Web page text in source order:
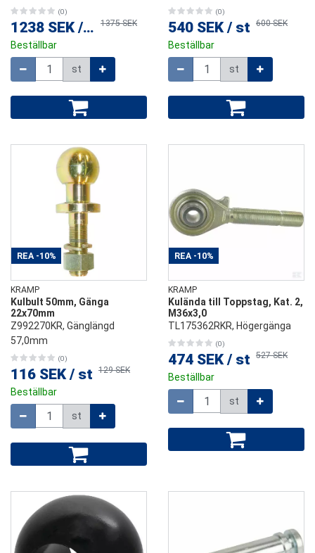
(0)
1238 SEK / st1375 SEK
Beställbar
st
(0)
540 SEK / st 600 SEK
Beställbar
st
REA -10%
KRAMP
Kulbult 50mm, Gänga
22x70mm
Z992270KR, Gänglängd
57,0mm
(0)
116 SEK / st 129 SEK
Beställbar
st
REA -10%
KRAMP
Kulända till Toppstag, Kat. 2,
M36x3,0
TL175362RKR, Högergänga
(0)
474 SEK / st 527 SEK
Beställbar
st